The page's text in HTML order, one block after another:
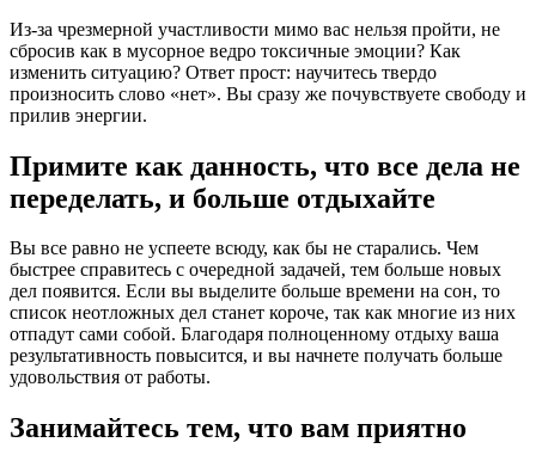
Из-за чрезмерной участливости мимо вас нельзя пройти, не
сбросив как в мусорное ведро токсичные эмоции? Как
изменить ситуацию? Ответ прост: научитесь твердо
произносить слово «нет». Вы сразу же почувствуете свободу и
прилив энергии.
Примите как данность, что все дела не
переделать, и больше отдыхайте
Вы все равно не успеете всюду, как бы не старались. Чем
быстрее справитесь с очередной задачей, тем больше новых
дел появится. Если вы выделите больше времени на сон, то
список неотложных дел станет короче, так как многие из них
отпадут сами собой. Благодаря полноценному отдыху ваша
результативность повысится, и вы начнете получать больше
удовольствия от работы.
Занимайтесь тем, что вам приятно